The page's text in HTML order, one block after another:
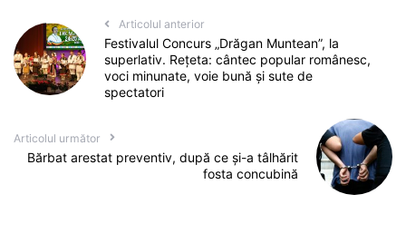
Articolul anterior
Festivalul Concurs „Drăgan Muntean”, la
superlativ. Rețeta: cântec popular românesc,
voci minunate, voie bună și sute de
spectatori
Articolul următor
Bărbat arestat preventiv, după ce și-a tâlhărit
fosta concubină